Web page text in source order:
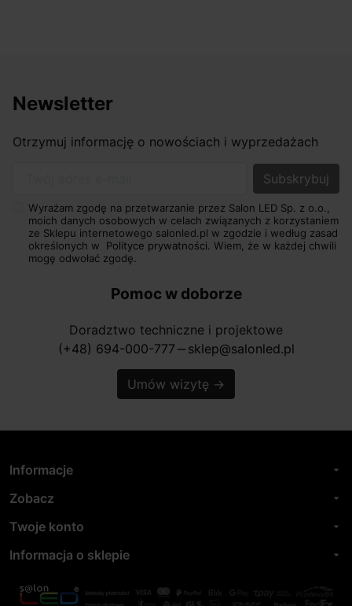
Newsletter
Otrzymuj informację o nowościach i wyprzedażach
Wyrażam zgodę na przetwarzanie przez Salon LED Sp. z o.o.,
moich danych osobowych w celach związanych z korzystaniem
ze Sklepu internetowego salonled.pl w zgodzie i według zasad
określonych w Polityce prywatności. Wiem, że w każdej chwili
mogę odwołać zgodę.
Pomoc w doborze
Doradztwo techniczne i projektowe
(+48) 694-000-777 horizontal_rule sklep@salonled.pl
Umów wizytę →
Informacje arrow_drop_down
Zobacz arrow_drop_down
Twoje konto arrow_drop_down
Informacja o sklepie arrow_drop_down